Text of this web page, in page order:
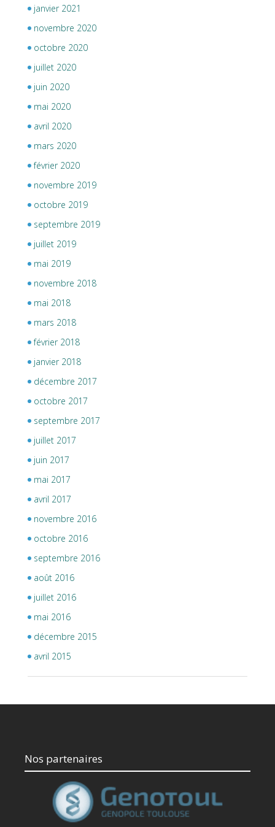
janvier 2021
novembre 2020
octobre 2020
juillet 2020
juin 2020
mai 2020
avril 2020
mars 2020
février 2020
novembre 2019
octobre 2019
septembre 2019
juillet 2019
mai 2019
novembre 2018
mai 2018
mars 2018
février 2018
janvier 2018
décembre 2017
octobre 2017
septembre 2017
juillet 2017
juin 2017
mai 2017
avril 2017
novembre 2016
octobre 2016
septembre 2016
août 2016
juillet 2016
mai 2016
décembre 2015
avril 2015
Nos partenaires